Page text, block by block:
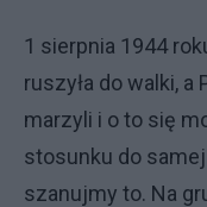
1 sierpnia 1944
ruszyła do walki,
marzyli i o to się
stosunku do
szanujmy to. Na